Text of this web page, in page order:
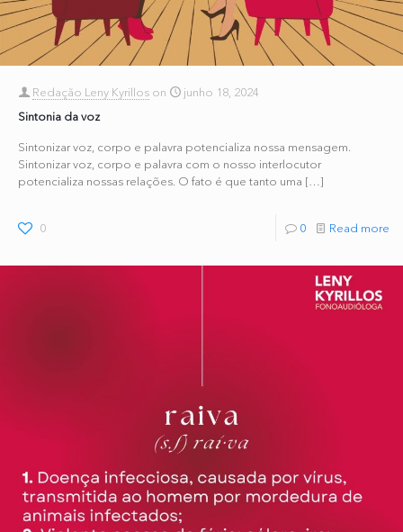
Redação Leny Kyrillos on
junho 18, 2024
Sintonia da voz
Sintonizar voz, corpo e palavra potencializa nossa mensagem.
Sintonizar voz, corpo e palavra com o nosso interlocutor
potencializa nossas relações. O fato é que tanto uma […]
0 0 Read more